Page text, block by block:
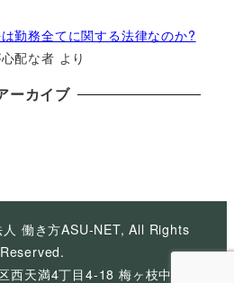
勤務全てに関する法律なのか?
配な者 より
ーカイブ
働き方ASU-NET, All Rights
Reserved.
天満4丁目4-18 梅ヶ枝中央ビ